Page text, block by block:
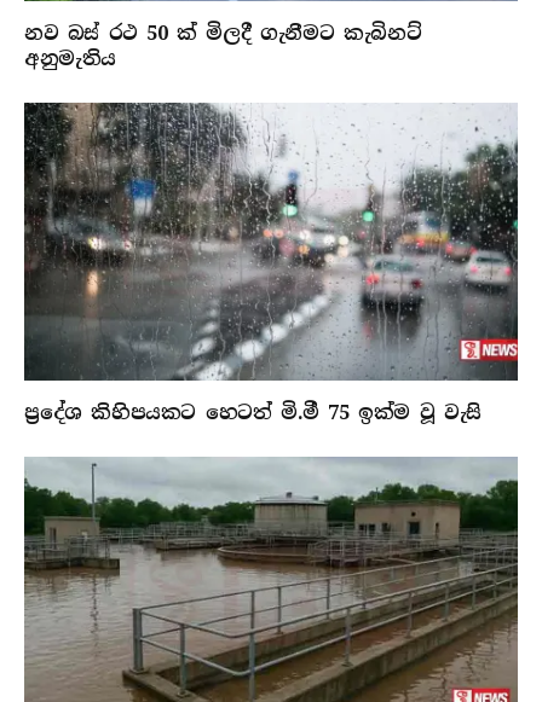
නව බස් රථ 50 ක් මිලදී ගැනීමට කැබිනට්
අනුමැතිය
ප්‍රදේශ කිහිපයකට හෙටත් මි.මී 75 ඉක්ම වූ වැසි